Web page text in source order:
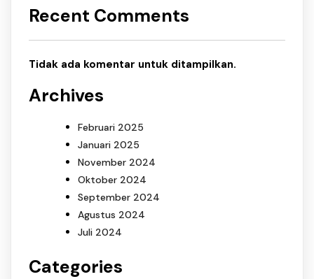
Recent Comments
Tidak ada komentar untuk ditampilkan.
Archives
Februari 2025
Januari 2025
November 2024
Oktober 2024
September 2024
Agustus 2024
Juli 2024
Categories